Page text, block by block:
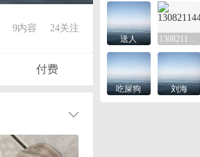
送人
吃屎狗 刘海
9内容 24关注
付费